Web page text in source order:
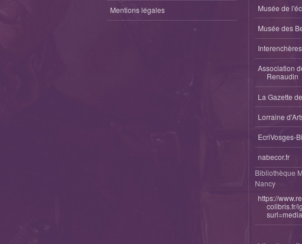
Mentions légales Musée de
Musée des
Interenchères
Association
Renaudin
La Gazette
Lorraine
EcriVosges-
nabecor.fr
Bibliothèque
Nancy
https://
colibris.fr/